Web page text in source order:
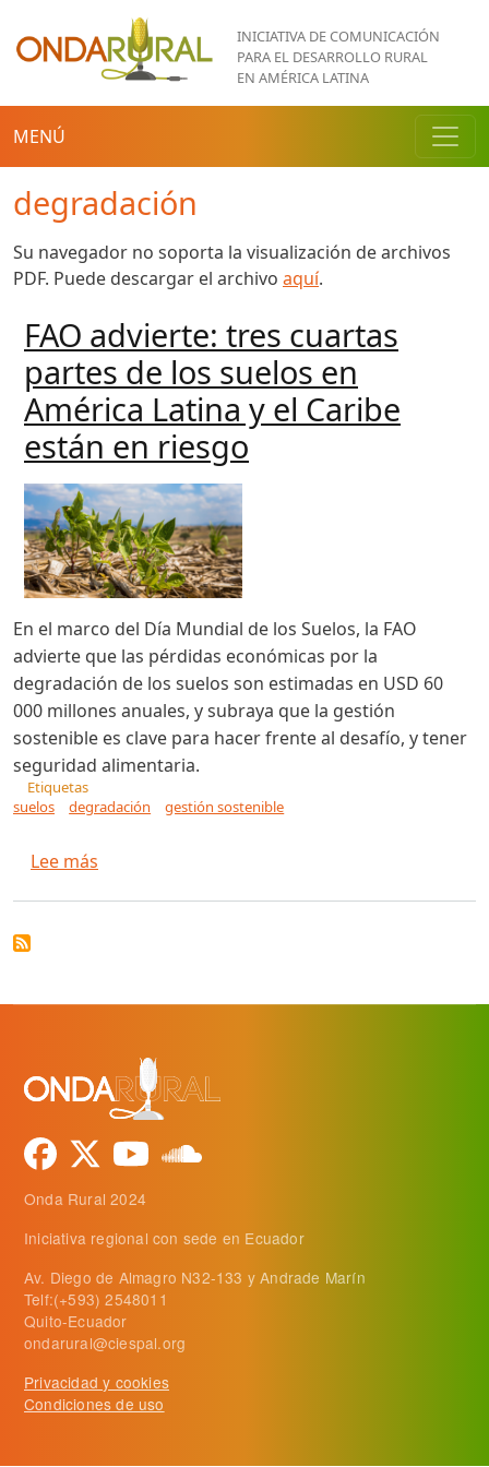
Pasar al contenido principal
INICIATIVA DE COMUNICACIÓN
PARA EL DESARROLLO RURAL
EN AMÉRICA LATINA
MENÚ
degradación
Su navegador no soporta la visualización de archivos
PDF. Puede descargar el archivo aquí.
FAO advierte: tres cuartas
partes de los suelos en
América Latina y el Caribe
están en riesgo
En el marco del Día Mundial de los Suelos, la FAO
advierte que las pérdidas económicas por la
degradación de los suelos son estimadas en USD 60
000 millones anuales, y subraya que la gestión
sostenible es clave para hacer frente al desafío, y tener
seguridad alimentaria.
Etiquetas
suelos
degradación gestión sostenible
Lee más
Onda Rural 2024
Iniciativa regional con sede en Ecuador
Av. Diego de Almagro N32-133 y Andrade Marín
Telf:(+593) 2548011
Quito-Ecuador
ondarural@ciespal.org
Privacidad y cookies
Condiciones de uso